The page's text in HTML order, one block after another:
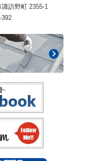
訪野町 2355-1